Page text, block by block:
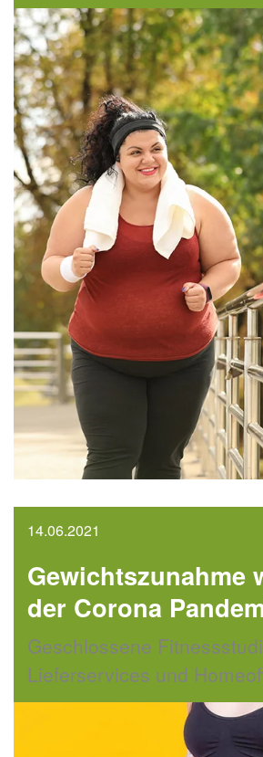
14.06.2021
Gewichtszunahme
der Corona
Geschlossene
Lieferservices und